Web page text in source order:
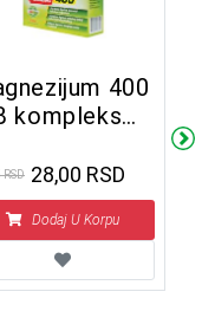
400
kompleks
28,00 RSD
Dodaj U Korpu